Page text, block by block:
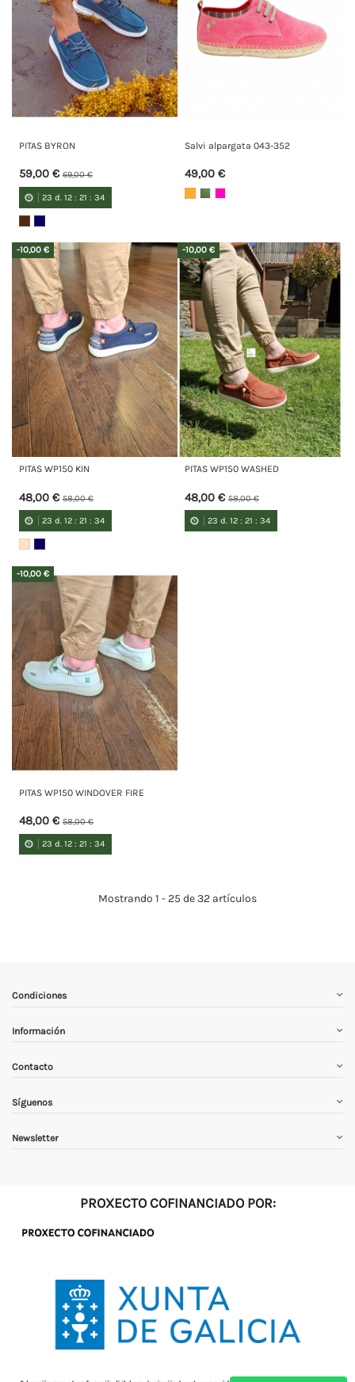
PITAS BYRON
59,00 €69,00 €
23 d. 12 :21 :34
Salvi alpargata 043-352
49,00 €
-10,00 €
PITAS WP150 KIN
48,00 €58,00 €
23 d. 12 :21 :34
-10,00 €
PITAS WP150 WASHED
48,00 €58,00 €
23 d. 12 :21 :34
-10,00 €
PITAS WP150 WINDOVER FIRE
48,00 €58,00 €
23 d. 12 :21 :34
Mostrando 1 - 25 de 32 artículos
Condiciones
Información
Contacto
Síguenos
Newsletter
PROXECTO COFINANCIADO POR: